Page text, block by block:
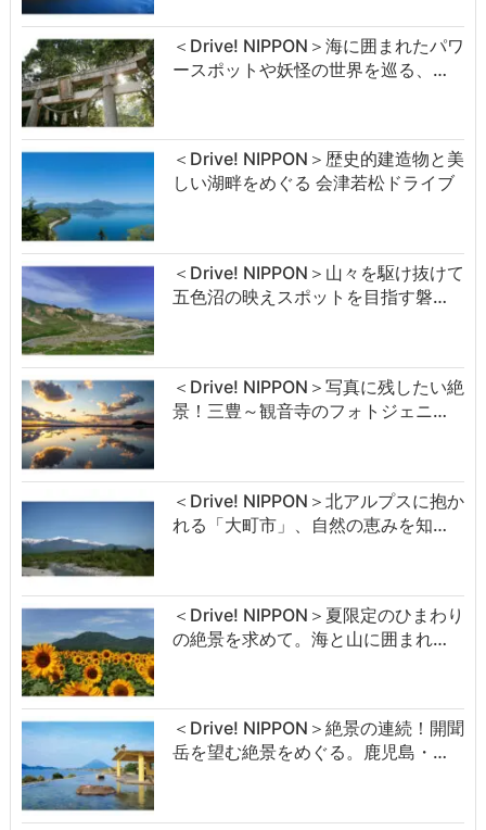
＜Drive! NIPPON＞海に囲まれたパワ
ースポットや妖怪の世界を巡る、…
＜Drive! NIPPON＞歴史的建造物と美
しい湖畔をめぐる 会津若松ドライブ
＜Drive! NIPPON＞山々を駆け抜けて
五色沼の映えスポットを目指す磐…
＜Drive! NIPPON＞写真に残したい絶
景！三豊～観音寺のフォトジェニ…
＜Drive! NIPPON＞北アルプスに抱か
れる「大町市」、自然の恵みを知…
＜Drive! NIPPON＞夏限定のひまわり
の絶景を求めて。海と山に囲まれ…
＜Drive! NIPPON＞絶景の連続！開聞
岳を望む絶景をめぐる。鹿児島・…